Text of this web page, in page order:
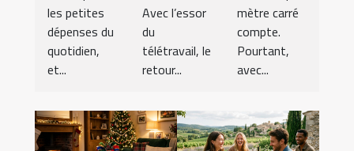
les petites
dépenses du
quotidien,
et...
Avec l’essor
du
télétravail, le
retour...
mètre carré
compte.
Pourtant,
avec...